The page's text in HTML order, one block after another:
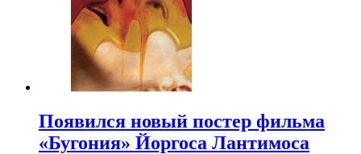
Появился новый постер фильма
«Бугония» Йоргоса Лантимоса